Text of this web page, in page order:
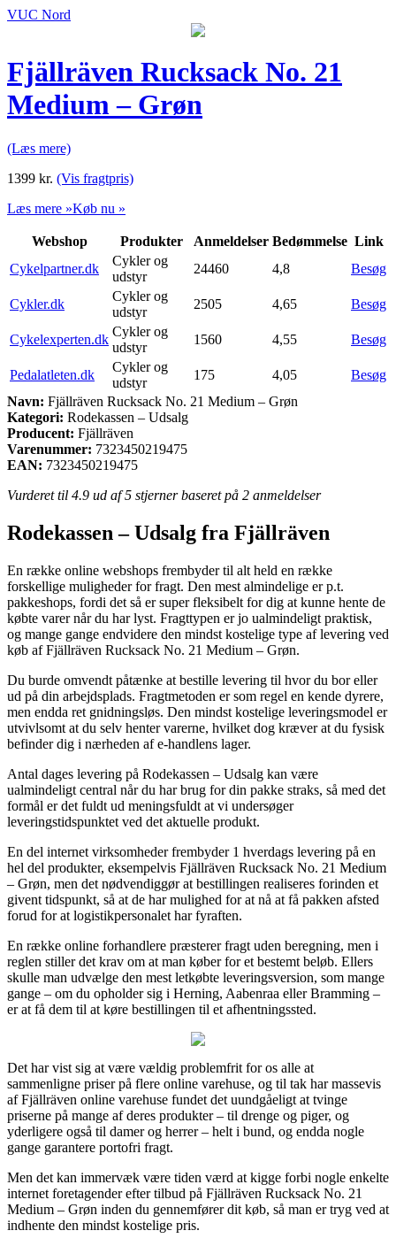
VUC Nord
Fjällräven Rucksack No. 21
Medium – Grøn
(Læs mere)
1399 kr. (Vis fragtpris)
Læs mere »Køb nu »
Webshop Produkter Anmeldelser Bedømmelse Link
Cykelpartner.dk
Cykler og
udstyr
24460 4,8 Besøg
Cykler.dk
Cykler og
udstyr
2505 4,65 Besøg
Cykelexperten.dk
Cykler og
udstyr
1560 4,55 Besøg
Pedalatleten.dk
Cykler og
udstyr
175 4,05
Besøg
Navn: Fjällräven Rucksack No. 21 Medium – Grøn
Kategori: Rodekassen – Udsalg
Producent: Fjällräven
Varenummer: 7323450219475
EAN: 7323450219475
Vurderet til 4.9 ud af 5 stjerner baseret på 2 anmeldelser
Rodekassen – Udsalg fra Fjällräven
En række online webshops frembyder til alt held en række
forskellige muligheder for fragt. Den mest almindelige er p.t.
pakkeshops, fordi det så er super fleksibelt for dig at kunne hente de
købte varer når du har lyst. Fragttypen er jo ualmindeligt praktisk,
og mange gange endvidere den mindst kostelige type af levering ved
køb af Fjällräven Rucksack No. 21 Medium – Grøn.
Du burde omvendt påtænke at bestille levering til hvor du bor eller
ud på din arbejdsplads. Fragtmetoden er som regel en kende dyrere,
men endda ret gnidningsløs. Den mindst kostelige leveringsmodel er
utvivlsomt at du selv henter varerne, hvilket dog kræver at du fysisk
befinder dig i nærheden af e-handlens lager.
Antal dages levering på Rodekassen – Udsalg kan være
ualmindeligt central når du har brug for din pakke straks, så med det
formål er det fuldt ud meningsfuldt at vi undersøger
leveringstidspunktet ved det aktuelle produkt.
En del internet virksomheder frembyder 1 hverdags levering på en
hel del produkter, eksempelvis Fjällräven Rucksack No. 21 Medium
– Grøn, men det nødvendiggør at bestillingen realiseres forinden et
givent tidspunkt, så at de har mulighed for at nå at få pakken afsted
forud for at logistikpersonalet har fyraften.
En række online forhandlere præsterer fragt uden beregning, men i
reglen stiller det krav om at man køber for et bestemt beløb. Ellers
skulle man udvælge den mest letkøbte leveringsversion, som mange
gange – om du opholder sig i Herning, Aabenraa eller Bramming –
er at få dem til at køre bestillingen til et afhentningssted.
Det har vist sig at være vældig problemfrit for os alle at
sammenligne priser på flere online varehuse, og til tak har massevis
af Fjällräven online varehuse fundet det uundgåeligt at tvinge
priserne på mange af deres produkter – til drenge og piger, og
yderligere også til damer og herrer – helt i bund, og endda nogle
gange garantere portofri fragt.
Men det kan immervæk være tiden værd at kigge forbi nogle enkelte
internet foretagender efter tilbud på Fjällräven Rucksack No. 21
Medium – Grøn inden du gennemfører dit køb, så man er tryg ved at
indhente den mindst kostelige pris.